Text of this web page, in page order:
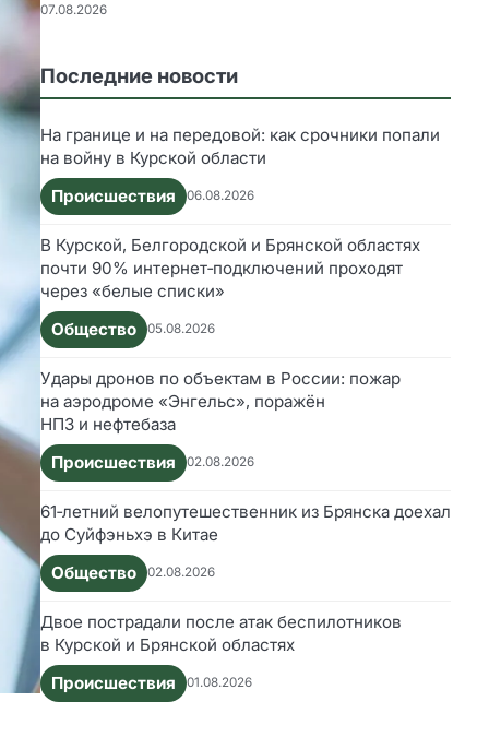
07.08.2026
Последние новости
На границе и на передовой: как срочники попали
на войну в Курской области
Происшествия
06.08.2026
В Курской, Белгородской и Брянской областях
почти 90% интернет‑подключений проходят
через «белые списки»
Общество
05.08.2026
Удары дронов по объектам в России: пожар
на аэродроме «Энгельс», поражён
НПЗ и нефтебаза
Происшествия
02.08.2026
61‑летний велопутешественник из Брянска доехал
до Суйфэньхэ в Китае
Общество
02.08.2026
Двое пострадали после атак беспилотников
в Курской и Брянской областях
Происшествия
01.08.2026